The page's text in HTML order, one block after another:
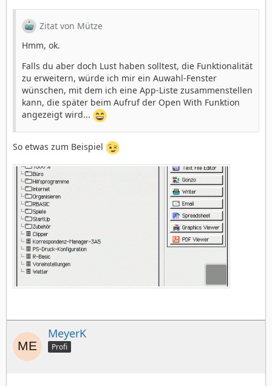
Zitat von Mütze
Hmm, ok.
Falls du aber doch Lust haben solltest, die Funktionalität
zu erweitern, würde ich mir ein Auwahl-Fenster
wünschen, mit dem ich eine App-Liste zusammenstellen
kann, die später beim Aufruf der Open With Funktion
angezeigt wird...
So etwas zum Beispiel
MeyerK
Profi